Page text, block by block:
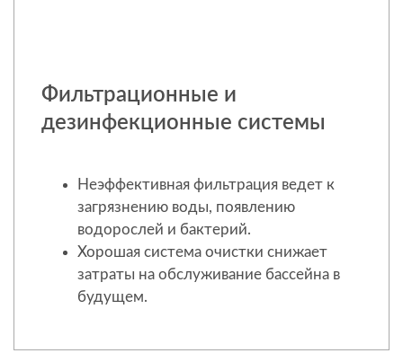
Фильтрационные и
дезинфекционные системы
Неэффективная фильтрация ведет к
загрязнению воды, появлению
водорослей и бактерий.
Хорошая система очистки снижает
затраты на обслуживание бассейна в
будущем.